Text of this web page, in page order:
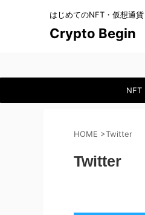
はじめてのNFT・仮想通
Crypto Begin
NFT
HOME >Twitter
Twitter